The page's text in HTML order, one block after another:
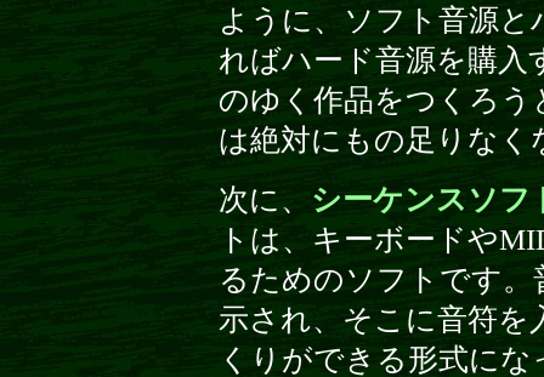
ように、ソフト音源
ればハード音源を購入
のゆく作品をつくろ
は絶対にもの足りな
次に、 シーケンスソフ
トは、キーボードや
るためのソフトです
示され、そこに音符
くりができる形式に